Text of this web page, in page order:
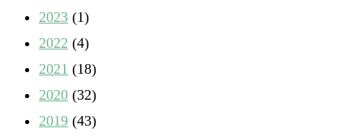
2023 (1)
2022 (4)
2021 (18)
2020 (32)
2019 (43)